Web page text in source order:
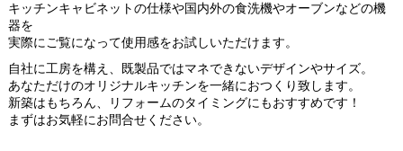
キッチンキャビネットの仕様や国内外の食洗機やオーブンなどの機
器を
実際にご覧になって使用感をお試しいただけます。
自社に工房を構え、既製品ではマネできないデザインやサイズ。
あなただけのオリジナルキッチンを一緒におつくり致します。
新築はもちろん、リフォームのタイミングにもおすすめです！
まずはお気軽にお問合せください。